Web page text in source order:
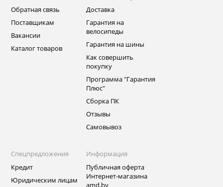
Обратная связь
Поставщикам
Вакансии
Каталог товаров
Доставка
Гарантия на
велосипеды
Гарантия на шины
Как совершить
покупку
Программа "Гарантия
Плюс"
Сборка ПК
Отзывы
Самовывоз
Спецпредложения
Кредит
Юридическим лицам
Информация
Публичная оферта
Интернет-магазина
amd.by